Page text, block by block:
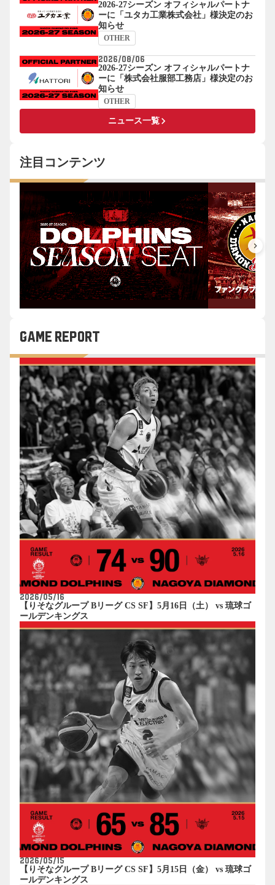
2026-27シーズン オフィシャルパートナ
ーに「ユタカ工業株式会社」様決定のお
知らせ
OTHER
2026/08/06
2026-27シーズン オフィシャルパートナ
ーに「株式会社服部工務店」様決定のお
知らせ
OTHER
ニュース一覧keyboard_arrow_right
注目コンテンツ
keyboard_arrow_right
GAME REPORT
2026/05/16
【りそなグループ Bリーグ CS SF】5月16日（土） vs 琉球ゴ
ールデンキングス
2026/05/15
【りそなグループ Bリーグ CS SF】5月15日（金） vs 琉球ゴ
ールデンキングス